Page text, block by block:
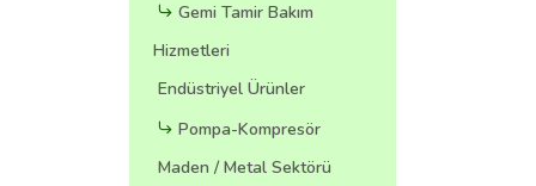
Gemi Tamir Bakım
Hizmetleri
Endüstriyel Ürünler
Pompa-Kompresör
Maden / Metal Sektörü